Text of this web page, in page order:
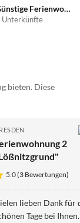
Günstige Ferienwohnungen
Unterkünfte
bieten. Diese
2
5.0 (3 Bewertungen)
lieben Dank für
Tage bei